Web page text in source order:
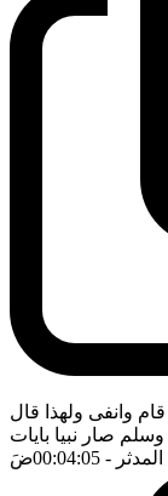
وانفى ولهذا قال
صار نبيا بايات
- 00:04:05 ضَ